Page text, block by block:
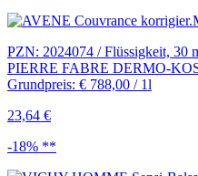
PZN: 2024074 / Flüssigkeit, 30
PIERRE FABRE DERMO-
Grundpreis: € 788,00 / 1l
23,64 €
-18% **